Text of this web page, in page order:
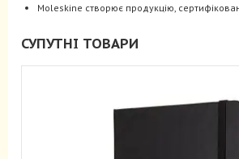
Moleskine створює продукцію,
СУПУТНІ ТОВАРИ